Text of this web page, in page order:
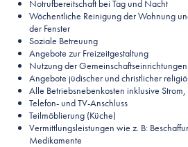
Notrufbereitschaft bei Tag und Nacht
Wöchentliche Reinigung der Wohnung
der Fenster
Soziale Betreuung
Angebote zur Freizeitgestaltung
Nutzung der Gemeinschaftseinrichtungen
Angebote jüdischer und christlicher
Alle Betriebsnebenkosten inklusive
Telefon- und TV-Anschluss
Teilmöblierung (Küche)
Vermittlungsleistungen wie z. B:
Medikamente